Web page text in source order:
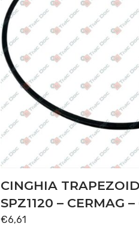
CINGHIA
SPZ1120 – CERMAG
€6,61